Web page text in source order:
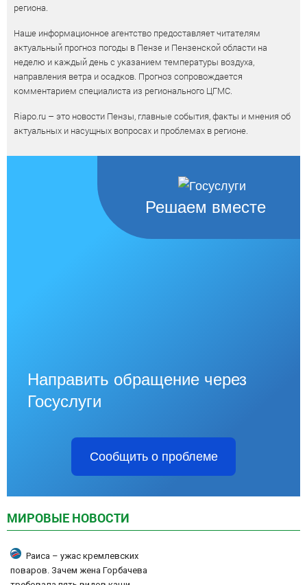
региона.
Наше информационное агентство предоставляет читателям
актуальный прогноз погоды в Пензе и Пензенской области на
неделю и каждый день с указанием температуры воздуха,
направления ветра и осадков. Прогноз сопровождается
комментарием специалиста из регионального ЦГМС.
Riapo.ru – это новости Пензы, главные события, факты и мнения об
актуальных и насущных вопросах и проблемах в регионе.
Решаем вместе
Направить обращение через
Госуслуги
Сообщить о проблеме
МИРОВЫЕ НОВОСТИ
Раиса – ужас кремлевских
поваров. Зачем жена Горбачева